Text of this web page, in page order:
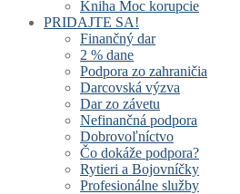
Kniha Moc korupcie
PRIDAJTE SA!
Finančný dar
2 % dane
Podpora zo zahraničia
Darcovská výzva
Dar zo závetu
Nefinančná podpora
Dobrovoľníctvo
Čo dokáže podpora?
Rytieri a Bojovníčky
Profesionálne služby